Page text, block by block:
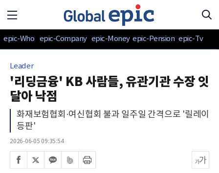
epic-Who epic-Company epic-Money epic-Pension epic-Tv
Leader
'리딩금융' KB 사람들, 유관기관 수장 잇
달아 낙점
화재보험협회·여신협회 불과 일주일 간격으로 '릴레이
등판'
2026-06-05 09:35:54